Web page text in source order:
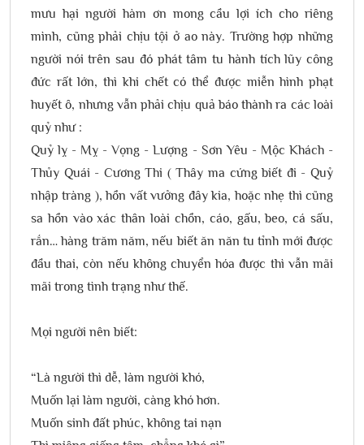
mưu hại người hàm ơn mong cầu lợi ích cho riêng
mình, cũng phải chịu tội ở ao này. Trường hợp những
người nói trên sau đó phát tâm tu hành tích lũy công
đức rất lớn, thì khi chết có thể được miễn hình phạt
huyết ô, nhưng vẫn phải chịu quả báo thành ra các loài
quỷ như :
Quỷ lỵ - Mỵ - Vọng - Lượng - Sơn Yêu - Mộc Khách -
Thủy Quái - Cương Thi ( Thây ma cứng biết đi - Quỷ
nhập tràng ), hồn vất vưởng đây kia, hoặc nhẹ thì cũng
sa hồn vào xác thân loài chồn, cáo, gấu, beo, cá sấu,
rắn… hàng trăm năm, nếu biết ăn năn tu tỉnh mới được
đầu thai, còn nếu không chuyển hóa được thì vẫn mãi
mãi trong tình trạng như thế.
Mọi người nên biết:
“Là người thì dễ, làm người khó,
Muốn lại làm người, càng khó hơn.
Muốn sinh đất phúc, không tai nạn